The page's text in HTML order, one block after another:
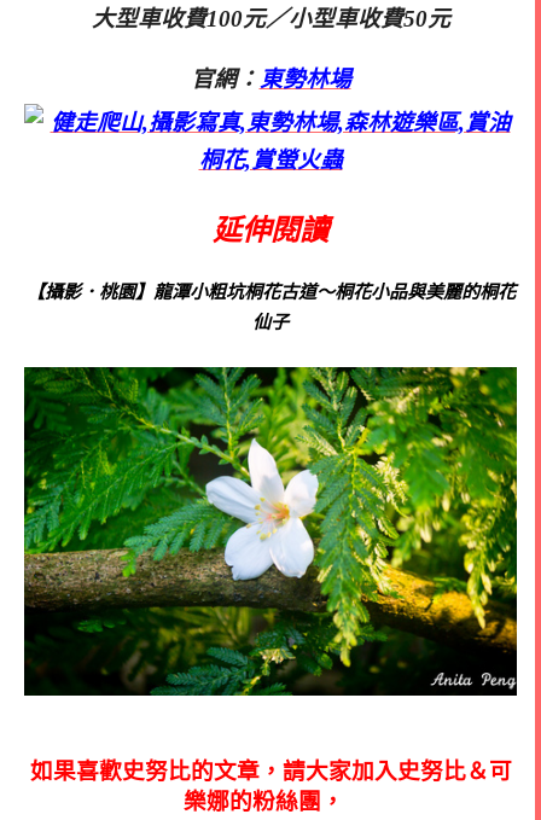
大型車收費100元／小型車收費50元
官網： 東勢林場
延伸閱讀
【攝影．桃園】龍潭小粗坑桐花古道～桐花小品與美麗的桐花
仙子
如果喜歡史努比的文章，請大家加入史努比＆可
樂娜的粉絲團，